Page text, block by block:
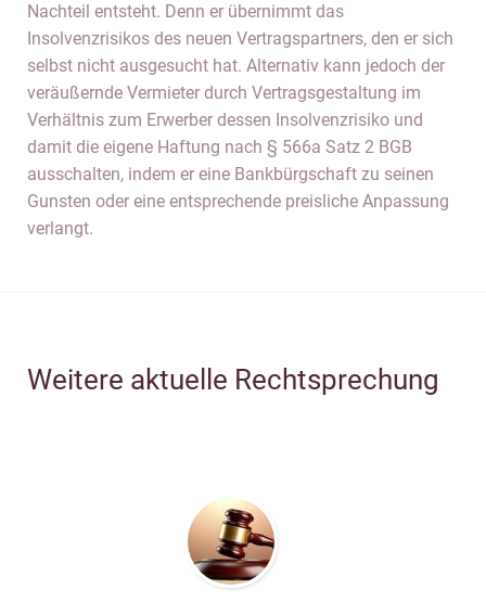
Nachteil entsteht. Denn er übernimmt das
Insolvenzrisikos des neuen Vertragspartners, den er sich
selbst nicht ausgesucht hat. Alternativ kann jedoch der
veräußernde Vermieter durch Vertragsgestaltung im
Verhältnis zum Erwerber dessen Insolvenzrisiko und
damit die eigene Haftung nach § 566a Satz 2 BGB
ausschalten, indem er eine Bankbürgschaft zu seinen
Gunsten oder eine entsprechende preisliche Anpassung
verlangt.
Weitere aktuelle Rechtsprechung